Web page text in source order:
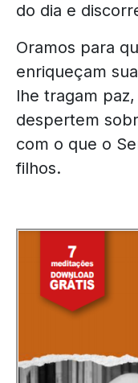
do dia e
Oramos para
enriqueçam
lhe tragam
despertem
com o que o
filhos.